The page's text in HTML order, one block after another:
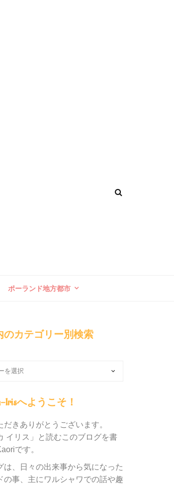
ポーランド地方都市
のカテゴリー別検索
Irisへようこそ！
だきありがとうございます。
イリス」と読むこのブログを書
です。
は、日々の出来事から気になった
の事、主にワルシャワでの話や趣